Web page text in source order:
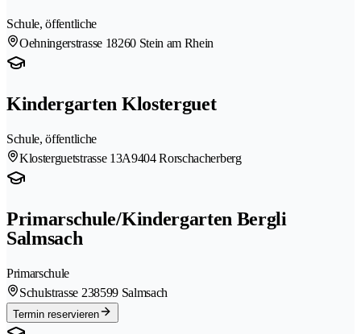
Schule, öffentliche
Oehningerstrasse 18260 Stein am Rhein
Kindergarten Klosterguet
Schule, öffentliche
Klosterguetstrasse 13A9404 Rorschacherberg
Primarschule/Kindergarten Bergli
Salmsach
Primarschule
Schulstrasse 238599 Salmsach
Termin reservieren